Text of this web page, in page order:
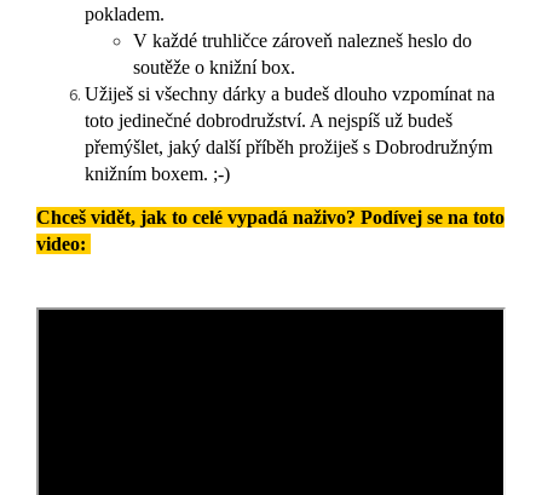
pokladem.
V každé truhličce zároveň nalezneš heslo do
soutěže o knižní box.
Užiješ si všechny dárky a budeš dlouho vzpomínat na
toto jedinečné dobrodružství. A nejspíš už budeš
přemýšlet, jaký další příběh prožiješ s Dobrodružným
knižním boxem. ;-)
Chceš vidět, jak to celé vypadá naživo? Podívej se na toto
video: